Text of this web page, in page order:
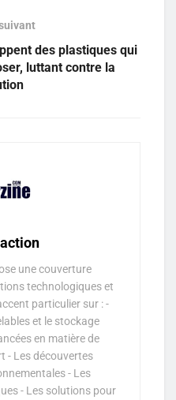
des plastiques qui
luttant contre la
une couverture
technologiques et
particulier sur : -
et le stockage
en matière de
- Les découvertes
- Les
- Les solutions pour